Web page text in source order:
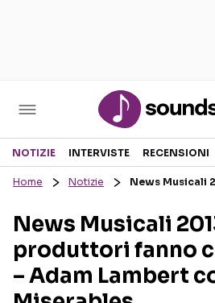
Sezioni
RECENSIONI MUSICALI
INTERVISTE
GOSSIP E CURIOSITÀ
NOTIZIE INTERVISTE RECENSIONI
Home Notizie News Musicali
News Musicali
produttori fanno
– Adam Lambert